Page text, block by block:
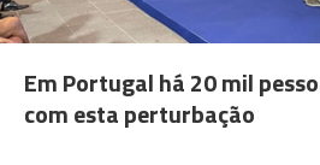
Em Portugal há 20 mil
com esta perturbação